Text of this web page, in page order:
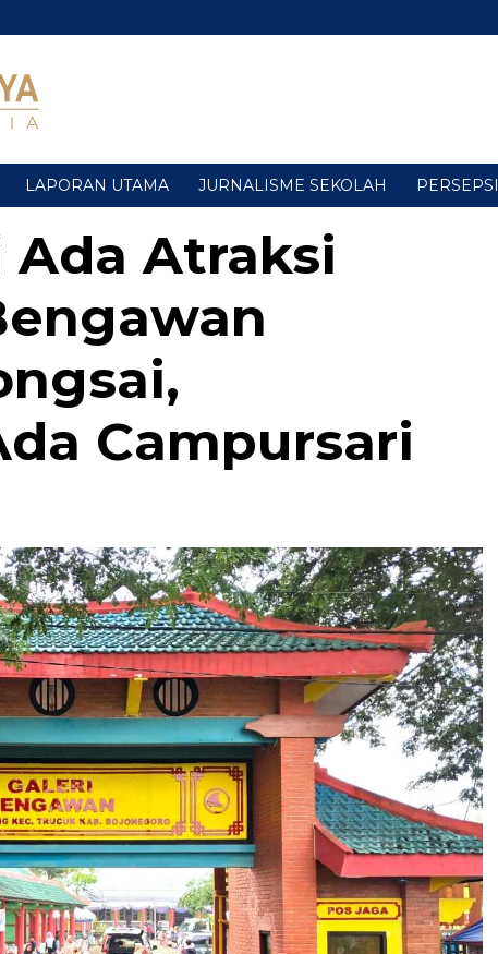
LAPORAN UTAMA JURNALISME SEKOLAH PERSEPSI
Ada Atraksi
Campursari